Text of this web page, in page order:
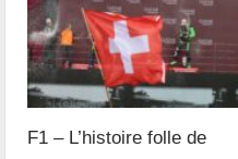
F1 – L’histoire folle de